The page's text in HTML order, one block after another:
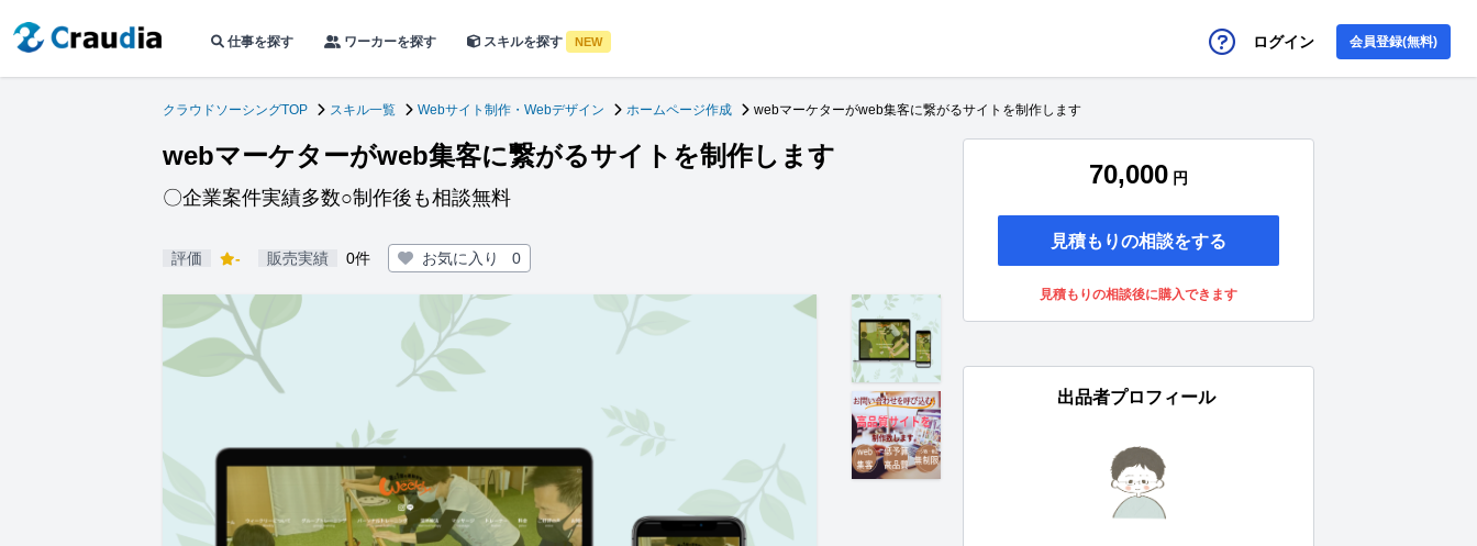
仕事を探す ワーカーを探す スキルを探す NEW ログイン 会員登録(無料)
クラウドソーシングTOP スキル一覧 Webサイト制作・Webデザイン ホームページ作成 webマーケターがweb集客に繋がるサイトを制作します
webマーケターがweb集客に繋がるサイトを制作します
〇企業案件実績多数○制作後も相談無料
評価 - 販売実績 0件 お気に入り 0
70,000 円
見積もりの相談をする
見積もりの相談後に購入できます
出品者プロフィール